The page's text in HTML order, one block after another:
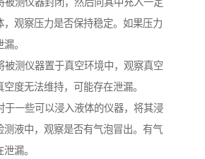
被测仪器封闭，然后向其中充入一定
，观察压力是否保持稳定。如果压力
。
被测仪器置于真空环境中，观察真空
度无法维持，可能存在泄漏。
于一些可以浸入液体的仪器，将其浸
测液中，观察是否有气泡冒出。有气
漏。